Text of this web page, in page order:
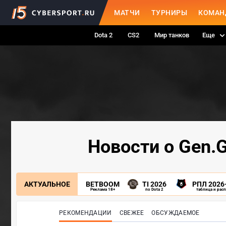
МАТЧИ ТУРНИРЫ
Dota 2 CS2 Мир танков Еще
Новости о
АКТУАЛЬНОЕ BETBOOM
Реклама 18+
TI 2026
по Dota 2
РПЛ
таблица и
РЕКОМЕНДАЦИИ СВЕЖЕЕ ОБСУЖДАЕМОЕ